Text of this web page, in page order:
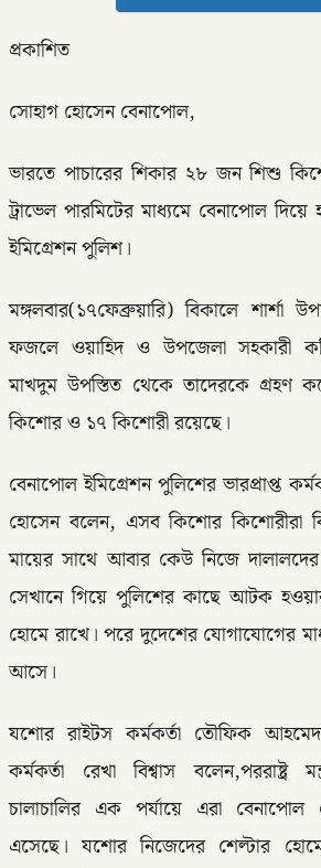
প্রকাশিত
সোহাগ হোসেন বেনাপোল,
ভারতে পাচারের শিকার ২৮ জন শিশু
ট্রাভেল পারমিটের মাধ্যমে বেনাপোল দিয়ে
ইমিগ্রেশন পুলিশ।
মঙ্গলবার(১৭ফেব্রুয়ারি) বিকালে শার্শা
ফজলে ওয়াহিদ ও উপজেলা সহকারী
মাখদুম উপস্তিত থেকে তাদেরকে গ্রহণ
কিশোর ও ১৭ কিশোরী রয়েছে।
বেনাপোল ইমিগ্রেশন পুলিশের ভারপ্রাপ্ত
হোসেন বলেন, এসব কিশোর কিশোরীরা
মায়ের সাথে আবার কেউ নিজে দালালদের
সেখানে গিয়ে পুলিশের কাছে আটক
হোমে রাখে। পরে দুদেশের যোগাযোগের
আসে।
যশোর রাইটস কর্মকর্তা তৌফিক
কর্মকর্তা রেখা বিশ্বাস বলেন,পররাষ্ট্র
চালাচালির এক পর্যায়ে এরা
এসেছে। যশোর নিজেদের শেল্টার